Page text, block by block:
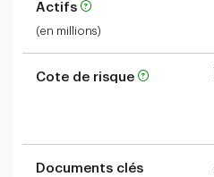
Actifs
(en millions)
Cote de risque
Documents clés